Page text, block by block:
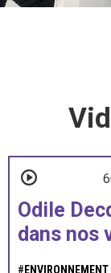
Odile
dans nos
# ENVIRONNEMENT